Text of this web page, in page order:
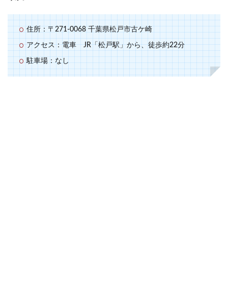
住所：〒271-0068 千葉県松戸市古ケ崎
アクセス：電車 JR「松戸駅」から、徒歩約22分
駐車場：なし